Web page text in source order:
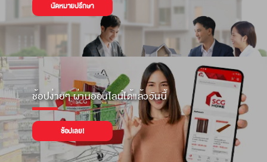
นัดหมายปรึกษา
ช้อปง่ายๆ ผ่านออนไลน์ได้แล้ววันนี้
ช้อปเลย!